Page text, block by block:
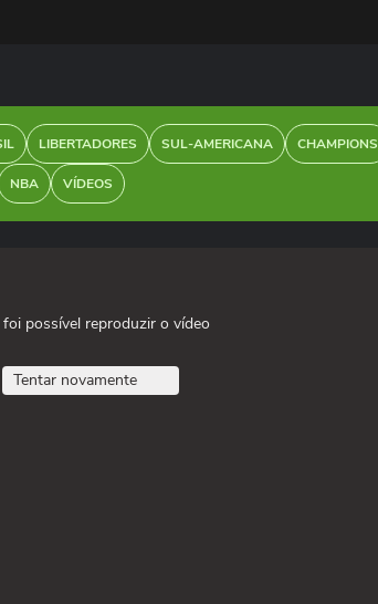
LIBERTADORES SUL-AMERICANA CHAMPIONS
NBA VÍDEOS
foi possível reproduzir o vídeo
Tentar novamente